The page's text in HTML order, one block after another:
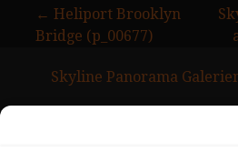
Beitragsnavigation
← Heliport Brooklyn
Bridge (p_00677)
Skyline Panorama